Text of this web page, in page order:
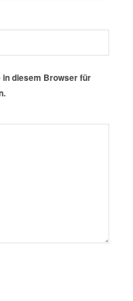
in diesem Browser für